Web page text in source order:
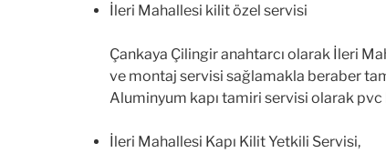
İleri Mahallesi kilit özel servisi
Çankaya Çilingir anahtarcı olarak İleri
ve montaj servisi sağlamakla beraber
Aluminyum kapı tamiri servisi olarak pvc
İleri Mahallesi Kapı Kilit Yetkili Servisi,